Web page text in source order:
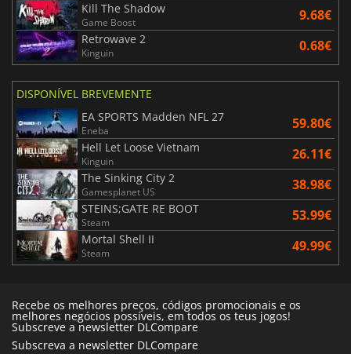
Kill The Shadow
Game Boost 9.68€
Retrowave 2
Kinguin 0.68€
DISPONÍVEL BREVEMENTE
EA SPORTS Madden NFL 27
Eneba 59.80€
Hell Let Loose Vietnam
Kinguin 26.11€
The Sinking City 2
Gamesplanet US 38.98€
STEINS;GATE RE BOOT
Steam 53.99€
Mortal Shell II
Steam 49.99€
Recebe os melhores preços, códigos promocionais e os
melhores negócios possíveis, em todos os teus jogos!
Subscreve a newsletter DLCompare
Subscreva a newsletter DLCompare